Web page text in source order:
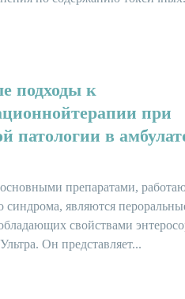
подходы к
при
патологии в
препаратами,
синдрома, являются
свойствами
Он представляет...